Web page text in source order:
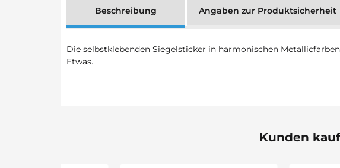
Beschreibung Angaben zur Produktsicherheit
Die selbstklebenden Siegelsticker in harmonischen
Etwas.
Kunden